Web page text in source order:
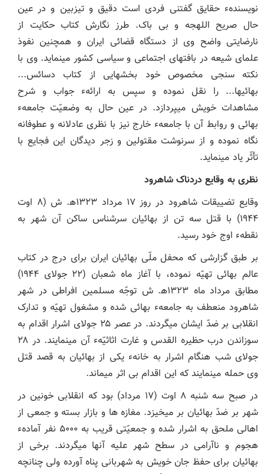
نویسندهء حقایق گفتنی فردی است دقیق و تیزبین و در عین
حال صریح ‏اللهجه و بی‏ باک. طرز نگارش کتاب حکایت از
نارضایتی واضح وی از دستگاه قضائی ایران و همچنین نفوذ
علمای شیعه در بافت‏های اجتماعی و سیاسی کشور می‏نماید. وی با
نکته‏ سنجی مخصوص خود بخش‏هایی از کتاب دسائس...
بهائی‏ها... را نقل نموده و سپس به ارائهء جواب و شرح
مشاهدات خویش می‏پردازد. در عین حال به وضعیّت جامعهء
بهائی و روابط آن با جامعهء خارج نیز با نظری عادلانه و عطوفانه
نگاه نموده و از سرنوشت مقتولین و زجر دیدگان این فجایع با
تأثّر یاد می‏نماید.
نظری به وقایع دردناک شاهرود
وقایع تضییقات شاهرود در روز ۱۷ مرداد ۱۳۲۳ھ. ش (۸ اوت
۱۹۴۴) با قتل سه تن از بهائیان سرشناس ساکن آن شهر به
نقطهء اوج خود رسید.
بر طبق گزارشی که محفل ملّی بهائیان ایران برای درج در کتاب
عالم بهائی تهیّه نموده، با آغاز ماه شعبان (۲۲ جولای ۱۹۴۴)
مطابق مرداد ماه ۱۳۲۳ھ. ش توجّه مسلمین افراطی در شهر
شاهرود منعطف به جامعهء بهائی شده و مشغول تهیّه و تدارک
انقلابی بر ضدّ ایشان می‏گردند. در عصر ۲۵ جولای اشرار اقدام به
سوزاندن درب حظیره القدس و غارت اثاثیّهء آن می‏نمایند. در ۲۸
جولای شب هنگام اشرار به خانهء یکی از بهائیان به قصد قتل
وی حمله می‏نمایند که این اقدام بی ‏اثر می‏ماند.
در صبح سه ‏شنبه ۸ اوت (۱۷ مرداد) بود که انقلابی خونین در
شهر بر ضدّ بهائیان بر می‏خیزد. مغازه ‏ها و بازار بسته و جمعی از
اهالی ملحق به اشرار شده و جمعیّتی قریب به ۵۰۰۰ نفر آمادهء
هجوم و ناآرامی در سطح شهر علیه آنها می‏گردند. برخی از
بهائیان برای حفظ جان خویش به شهربانی پناه آورده ولی چنانچه